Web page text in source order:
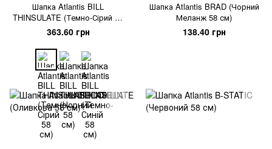
Шапка Atlantis BILL
THINSULATE (Темно-Сірий 58
см)
363.60 грн
Шапка Atlantis BRAD (Чорний
Меланж 58 см)
138.40 грн